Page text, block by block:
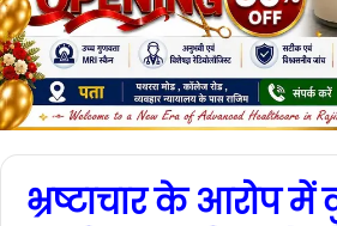
भ्रष्टाचार के आरोप में